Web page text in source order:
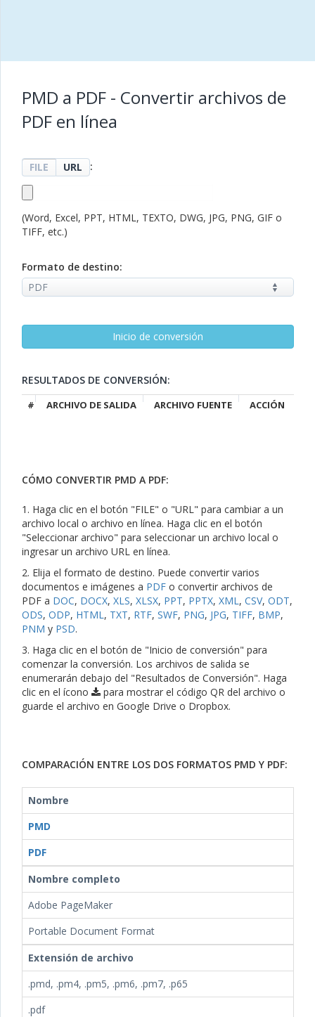
PMD a PDF - Convertir archivos de
PDF en línea
FILE URL :
(Word, Excel, PPT, HTML, TEXTO, DWG, JPG, PNG, GIF o
TIFF, etc.)
Formato de destino:
RESULTADOS DE CONVERSIÓN:
# ARCHIVO DE SALIDA ARCHIVO FUENTE ACCIÓN
CÓMO CONVERTIR PMD A PDF:
1. Haga clic en el botón "FILE" o "URL" para cambiar a un
archivo local o archivo en línea. Haga clic en el botón
"Seleccionar archivo" para seleccionar un archivo local o
ingresar un archivo URL en línea.
2. Elija el formato de destino. Puede convertir varios
documentos e imágenes a PDF o convertir archivos de
PDF a DOC, DOCX, XLS, XLSX, PPT, PPTX, XML, CSV, ODT,
ODS, ODP, HTML, TXT, RTF, SWF, PNG, JPG, TIFF, BMP,
PNM y PSD.
3. Haga clic en el botón de "Inicio de conversión" para
comenzar la conversión. Los archivos de salida se
enumerarán debajo del "Resultados de Conversión". Haga
clic en el ícono
para mostrar el código QR del archivo o
guarde el archivo en Google Drive o Dropbox.
COMPARACIÓN ENTRE LOS DOS FORMATOS PMD Y PDF:
Nombre
PMD
PDF
Nombre completo
Adobe PageMaker
Portable Document Format
Extensión de archivo
.pmd, .pm4, .pm5, .pm6, .pm7, .p65
.pdf